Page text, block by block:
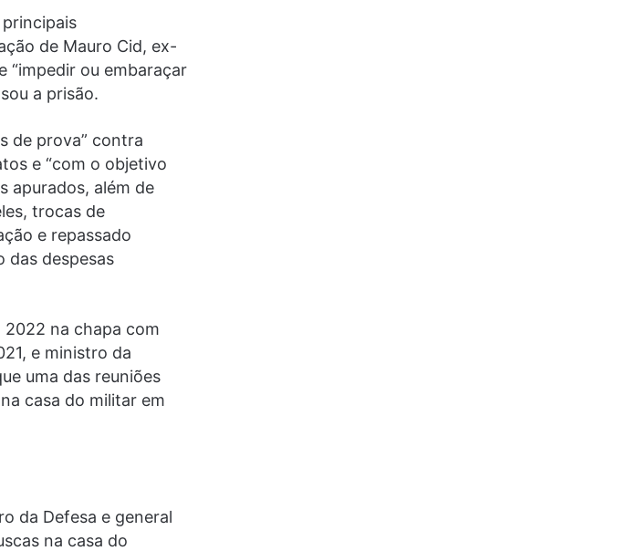
de Mauro Cid, ex-
“impedir ou embaraçar
a prisão.
de prova” contra
e “com o objetivo
apurados, além de
trocas de
e repassado
das despesas
na chapa com
e ministro da
uma das reuniões
casa do militar em
da Defesa e general
na casa do